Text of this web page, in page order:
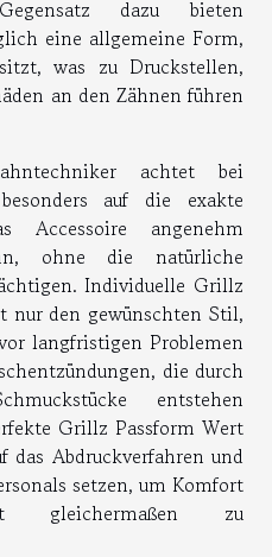
dazu bieten
eine allgemeine Form,
was zu Druckstellen,
an den Zähnen führen
achtet bei
auf die exakte
Accessoire angenehm
ohne die natürliche
Individuelle Grillz
den gewünschten Stil,
langfristigen Problemen
die durch
entstehen
Grillz Passform Wert
Abdruckverfahren und
setzen, um Komfort
gleichermaßen zu